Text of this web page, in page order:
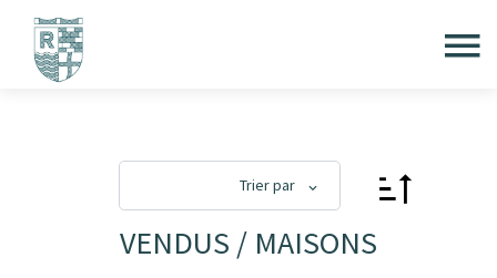
Trier par
VENDUS / MAISONS